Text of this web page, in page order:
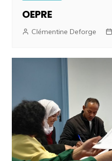
OEPRE
Clémentine Deforge